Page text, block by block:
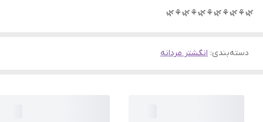
🌿⚘🌿⚘🌿⚘🌿⚘🌿⚘🌿
دسته‌بندی: انگشتر مردانه